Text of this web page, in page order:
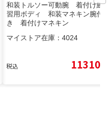
和装トルソー可動腕 着付け練
習用ボディ 和装マネキン腕付
き 着付けマネキン
マイストア在庫： 4024
税込 11310